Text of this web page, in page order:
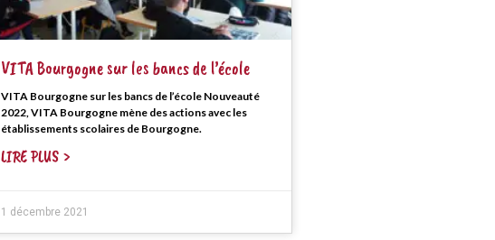
VITA Bourgogne sur les bancs de l’école
VITA Bourgogne sur les bancs de l’école Nouveauté
2022, VITA Bourgogne mène des actions avec les
établissements scolaires de Bourgogne.
LIRE PLUS >
1 décembre 2021